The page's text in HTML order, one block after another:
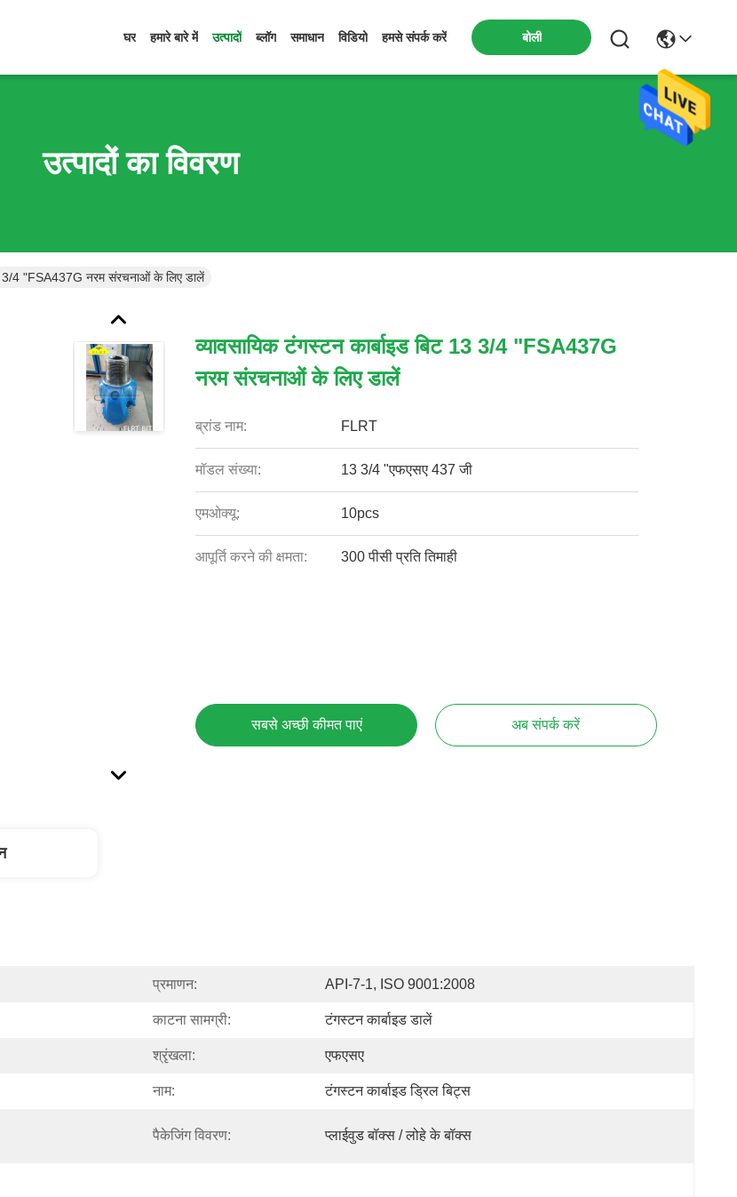
घर हमारे बारे में उत्पादों ब्लॉग समाधान विडियो हमसे संपर्क करें बोली
उत्पादों का विवरण
3/4 "FSA437G नरम संरचनाओं के लिए डालें
व्यावसायिक टंगस्टन कार्बाइड बिट 13 3/4 "FSA437G
नरम संरचनाओं के लिए डालें
ब्रांड नाम: FLRT
मॉडल संख्या: 13 3/4 "एफएसए 437 जी
एमओक्यू: 10pcs
आपूर्ति करने की क्षमता: 300 पीसी प्रति तिमाही
सबसे अच्छी कीमत पाएं अब संपर्क करें
प्रमाणन: API-7-1, ISO 9001:2008
काटना सामग्री: टंगस्टन कार्बाइड डालें
श्रृंखला: एफएसए
नाम: टंगस्टन कार्बाइड ड्रिल बिट्स
पैकेजिंग विवरण: प्लाईवुड बॉक्स / लोहे के बॉक्स